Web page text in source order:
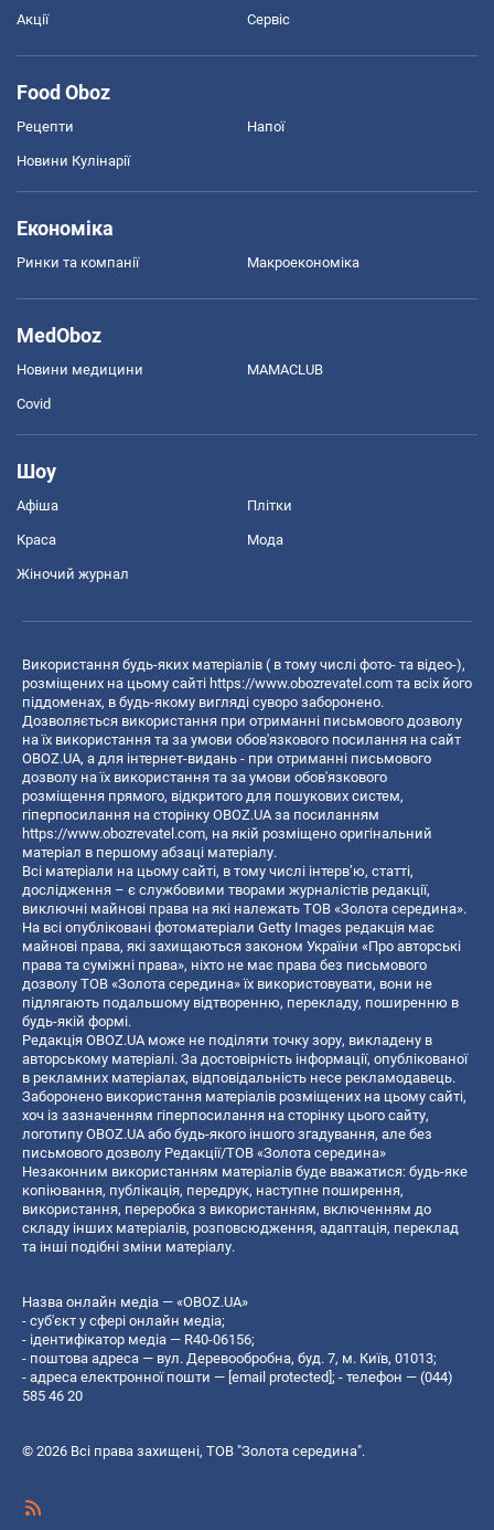
Акції Сервіс
Food Oboz
Рецепти Напої
Новини Кулінарії
Економіка
Ринки та компанії Макроекономіка
MedOboz
Новини медицини MAMACLUB
Covid
Шоу
Афіша Плітки
Краса Мода
Жіночий журнал
Використання будь-яких матеріалів ( в тому числі фото- та відео-),
розміщених на цьому сайті https://www.obozrevatel.com та всіх його
піддоменах, в будь-якому вигляді суворо заборонено.
Дозволяється використання при отриманні письмового дозволу
на їх використання та за умови обов'язкового посилання на сайт
OBOZ.UA, а для інтернет-видань - при отриманні письмового
дозволу на їх використання та за умови обов'язкового
розміщення прямого, відкритого для пошукових систем,
гіперпосилання на сторінку OBOZ.UA за посиланням
https://www.obozrevatel.com, на якій розміщено оригінальний
матеріал в першому абзаці матеріалу.
Всі матеріали на цьому сайті, в тому числі інтерв’ю, статті,
дослідження – є службовими творами журналістів редакції,
виключні майнові права на які належать ТОВ «Золота середина».
На всі опубліковані фотоматеріали Getty Images редакція має
майнові права, які захищаються законом України «Про авторські
права та суміжні права», ніхто не має права без письмового
дозволу ТОВ «Золота середина» їх використовувати, вони не
підлягають подальшому відтворенню, перекладу, поширенню в
будь-якій формі.
Редакція OBOZ.UA може не поділяти точку зору, викладену в
авторському матеріалі. За достовірність інформації, опублікованої
в рекламних матеріалах, відповідальність несе рекламодавець.
Заборонено використання матеріалів розміщених на цьому сайті,
хоч із зазначенням гіперпосилання на сторінку цього сайту,
логотипу OBOZ.UA або будь-якого іншого згадування, але без
письмового дозволу Редакції/ТОВ «Золота середина»
Незаконним використанням матеріалів буде вважатися: будь-яке
копiювання, публiкацiя, передрук, наступне поширення,
використання, переробка з використанням, включенням до
складу інших матеріалів, розповсюдження, адаптація, переклад
та інші подібні зміни матеріалу.
Назва онлайн медіа — «OBOZ.UA»
- суб'єкт у сфері онлайн медіа;
- ідентифікатор медіа — R40-06156;
- поштова адреса — вул. Деревообробна, буд. 7, м. Київ, 01013;
- адреса електронної пошти — [email protected] ; - телефон — (044)
585 46 20
© 2026 Всі права захищені, ТОВ "Золота середина".